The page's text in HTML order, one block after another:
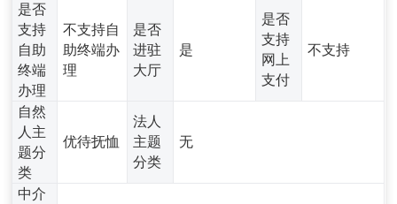
是否
支持
自助
终端
办理
不支持自
助终端办
理
是否
进驻
大厅
是
是否
支持
网上
支付
不支持
自然
人主
题分
类
优待抚恤
法人
主题
分类
无
中介